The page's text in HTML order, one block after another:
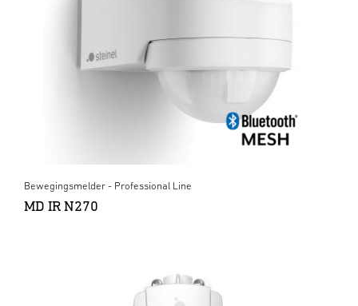
Bewegingsmelder - Professional Line
MD IR N270